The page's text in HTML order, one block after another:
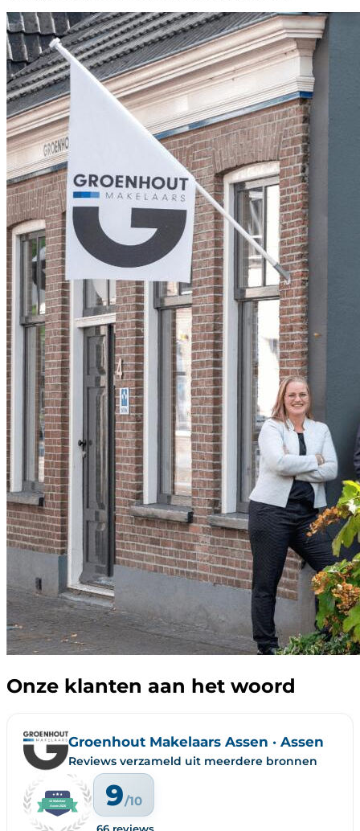
Onze klanten aan het woord